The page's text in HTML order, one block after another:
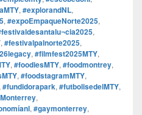
, #explorandNL,
, #expoEmpaqueNorte2025,
,
, #festivalpalnorte2025,
, #filmfest2025MTY,
, #foodiesMTY, #foodmontrey,
, #foodstagramMTY,
#fundidorapark, #futbolisedelMTY,
,
, #gaymonterrey,